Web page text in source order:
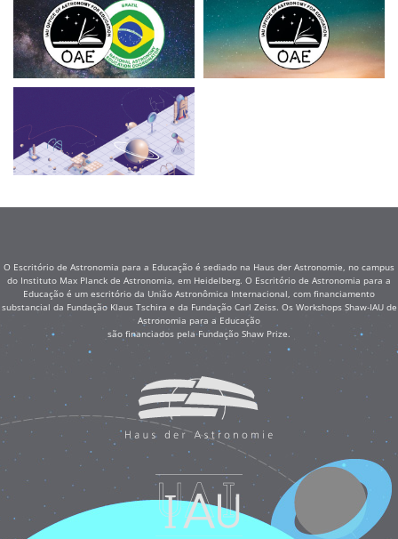
O Escritório de Astronomia para a Educação é sediado na Haus der Astronomie, no campus
do Instituto Max Planck de Astronomia, em Heidelberg. O Escritório de Astronomia para a
Educação é um escritório da União Astronômica Internacional, com financiamento
substancial da Fundação Klaus Tschira e da Fundação Carl Zeiss. Os Workshops Shaw-IAU de
Astronomia para a Educação
são financiados pela Fundação Shaw Prize.